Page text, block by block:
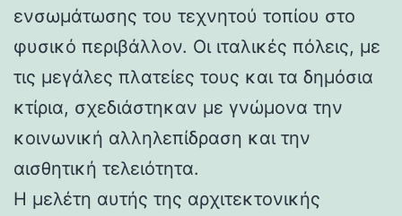
ενσωμάτωσης του τεχνητού τοπίου στο
φυσικό περιβάλλον. Οι ιταλικές πόλεις, με
τις μεγάλες πλατείες τους και τα δημόσια
κτίρια, σχεδιάστηκαν με γνώμονα την
κοινωνική αλληλεπίδραση και την
αισθητική τελειότητα.
Η μελέτη αυτής της αρχιτεκτονικής